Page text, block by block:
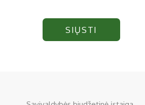
SIŲSTI